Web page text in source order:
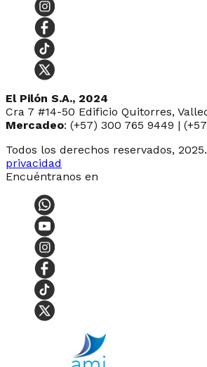
El Pilón S.A., 2024
Cra 7 #14-50 Edificio Quitorres,
Mercadeo: (+57) 300 765 9449 |
Todos los derechos reservados, 2025.
privacidad
Encuéntranos en